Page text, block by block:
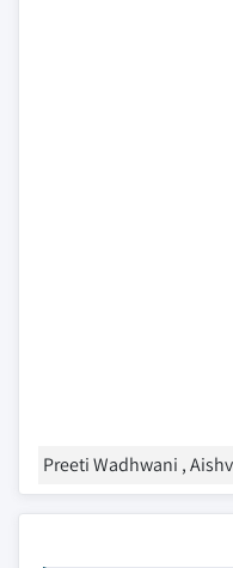
Preeti Wadhwani ,